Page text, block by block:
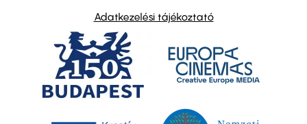
Adatkezelési tájékoztató